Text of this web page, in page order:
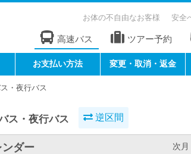
お体の不自由なお客様 安全
高速バス ツアー予約
お支払い方法 変更・取消・返金
・夜行バス
ス・夜行バス 逆区間
ダー
次月